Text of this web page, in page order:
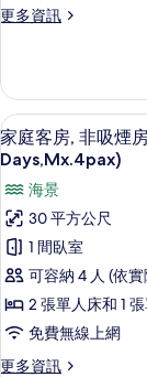
非
煙
房
(Japanese,
for
2
people)
的
所
有
相
片
更多資訊
更
雙
床
房,
非
煙
房
(Japanese,
for
2
的
詳
顯
示
家
庭
客
房,
非
吸
煙
4
家庭客房, 非吸煙
Days,Mx.4pax)
海景
30 平方公尺
1 間臥室
可容納 4 人 (依
2 張單人床和 1
免費無線上網
更多資訊
更